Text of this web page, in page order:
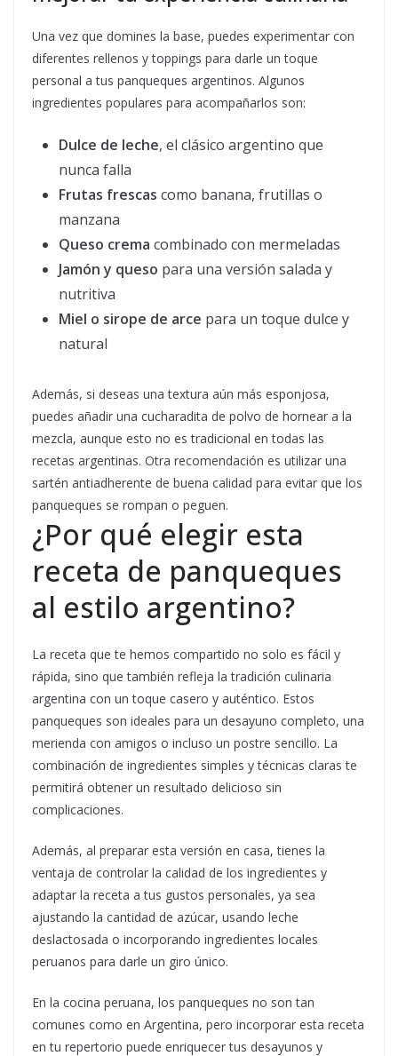
Una vez que domines la base, puedes experimentar con
diferentes rellenos y toppings para darle un toque
personal a tus panqueques argentinos. Algunos
ingredientes populares para acompañarlos son:
Dulce de leche, el clásico argentino que
nunca falla
Frutas frescas como banana, frutillas o
manzana
Queso crema combinado con mermeladas
Jamón y queso para una versión salada y
nutritiva
Miel o sirope de arce para un toque dulce y
natural
Además, si deseas una textura aún más esponjosa,
puedes añadir una cucharadita de polvo de hornear a la
mezcla, aunque esto no es tradicional en todas las
recetas argentinas. Otra recomendación es utilizar una
sartén antiadherente de buena calidad para evitar que los
panqueques se rompan o peguen.
¿Por qué elegir esta
receta de panqueques
al estilo argentino?
La receta que te hemos compartido no solo es fácil y
rápida, sino que también refleja la tradición culinaria
argentina con un toque casero y auténtico. Estos
panqueques son ideales para un desayuno completo, una
merienda con amigos o incluso un postre sencillo. La
combinación de ingredientes simples y técnicas claras te
permitirá obtener un resultado delicioso sin
complicaciones.
Además, al preparar esta versión en casa, tienes la
ventaja de controlar la calidad de los ingredientes y
adaptar la receta a tus gustos personales, ya sea
ajustando la cantidad de azúcar, usando leche
deslactosada o incorporando ingredientes locales
peruanos para darle un giro único.
En la cocina peruana, los panqueques no son tan
comunes como en Argentina, pero incorporar esta receta
en tu repertorio puede enriquecer tus desayunos y